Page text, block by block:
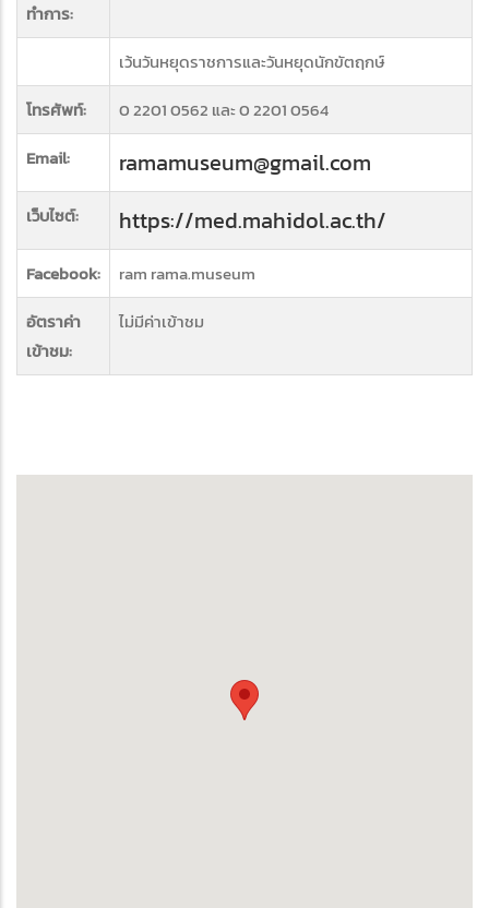
ทำการ:
เว้นวันหยุดราชการและวันหยุดนักขัตฤกษ์
โทรศัพท์:
0 2201 0562 และ 0 2201 0564
Email:
ramamuseum@gmail.com
เว็บไซต์: https://med.mahidol.ac.th/
Facebook:
ram rama.museum
อัตราค่า
เข้าชม:
ไม่มีค่าเข้าชม